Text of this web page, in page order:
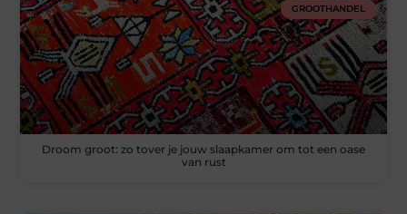
GROOTHANDEL
Droom groot: zo tover je jouw slaapkamer om tot een oase
van rust